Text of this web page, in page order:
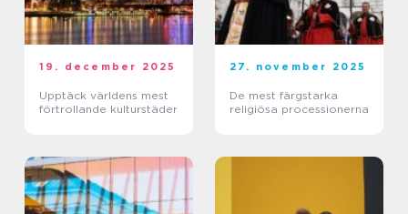
19. december 2025
Upptäck världens mest
förtrollande kulturstäder
27. november 2025
De mest färgstarka
religiösa processionerna